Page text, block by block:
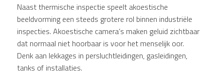
Naast thermische inspectie speelt akoestische
beeldvorming een steeds grotere rol binnen industriële
inspecties. Akoestische camera’s maken geluid zichtbaar
dat normaal niet hoorbaar is voor het menselijk oor.
Denk aan lekkages in persluchtleidingen, gasleidingen,
tanks of installaties.